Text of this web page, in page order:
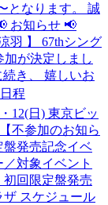
となります。 誠
知らせ 📢
】 67thシング
加が決定しまし
き、 嬉しいお
程
日) 東京ビッ
【不参加のお知ら
盤発売記念イベ
対象イベント
回限定盤発売
スケジュール